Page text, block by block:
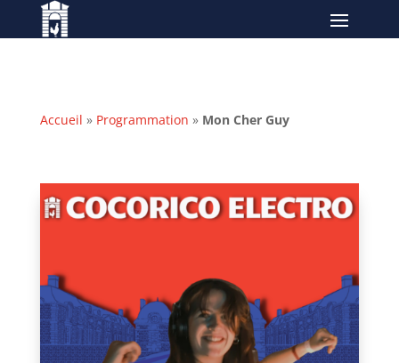
Accueil » Programmation » Mon Cher Guy